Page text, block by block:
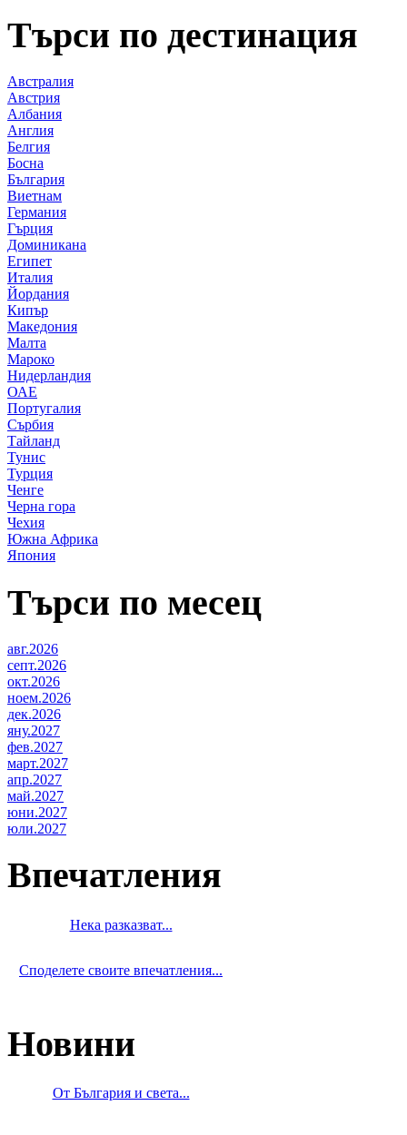
Търси по дестинация
Австралия
Австрия
Албания
Англия
Белгия
Босна
България
Виетнам
Германия
Гърция
Доминикана
Египет
Италия
Йордания
Кипър
Македония
Малта
Мароко
Нидерландия
ОАЕ
Португалия
Сърбия
Тайланд
Тунис
Турция
Ченге
Черна гора
Чехия
Южна Африка
Япония
Търси по месец
авг.2026
септ.2026
окт.2026
ноем.2026
дек.2026
яну.2027
фев.2027
март.2027
апр.2027
май.2027
юни.2027
юли.2027
Впечатления
Нека разказват...
Споделете своите впечатления...
Новини
От България и света...